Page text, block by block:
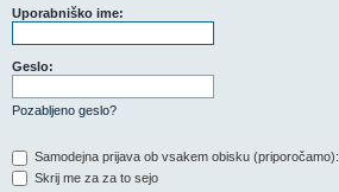
Uporabniško ime:
Geslo:
Pozabljeno geslo?
Samodejna prijava ob vsakem obisku (priporočamo):
Skrij me za za to sejo